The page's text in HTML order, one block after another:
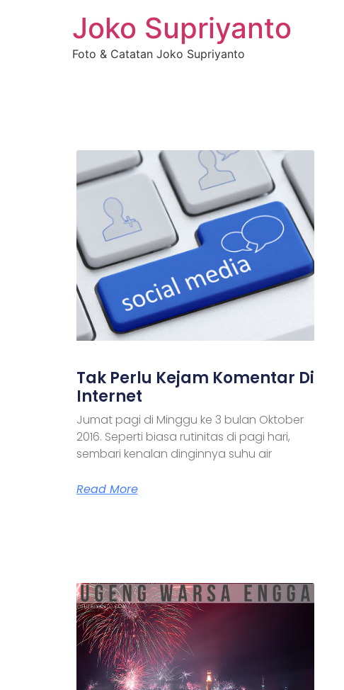
Joko Supriyanto
Foto & Catatan Joko Supriyanto
Tak Perlu Kejam Komentar Di
Internet
Jumat pagi di Minggu ke 3 bulan Oktober
2016. Seperti biasa rutinitas di pagi hari,
sembari kenalan dinginnya suhu air
Read More